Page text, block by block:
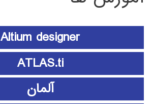
Altium designer
ATLAS.ti
آلمان